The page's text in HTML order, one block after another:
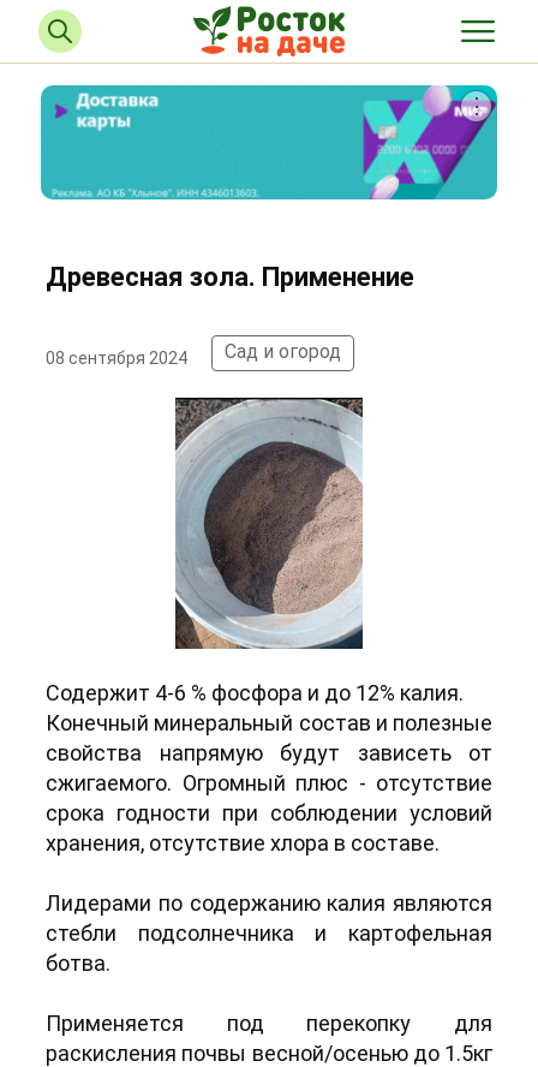
Древесная зола. Применение
08 сентября 2024 Сад и огород
Содержит 4-6 % фосфора и до 12% калия.
Конечный минеральный состав и полезные
свойства напрямую будут зависеть от
сжигаемого. Огромный плюс - отсутствие
срока годности при соблюдении условий
хранения, отсутствие хлора в составе.
Лидерами по содержанию калия являются
стебли подсолнечника и картофельная
ботва.
Применяется под перекопку для
раскисления почвы весной/осенью до 1.5кг